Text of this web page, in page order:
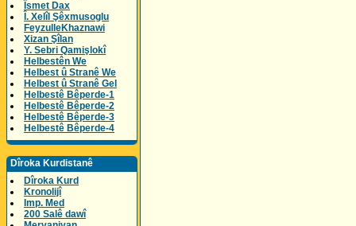
Îsmet Dax
Î. Xelîl Şêxmusoglu
FeyzulleKhaznawi
Xizan Şîlan
Y. Sebri Qamişlokî
Helbestên We
Helbest û Stranê We
Helbest û Stranê Gel
Helbestê Bêperde-1
Helbestê Bêperde-2
Helbestê Bêperde-3
Helbestê Bêperde-4
Dîroka Kurdistanê
Dîroka Kurd
Kronolijî
Imp. Med
200 Salê dawî